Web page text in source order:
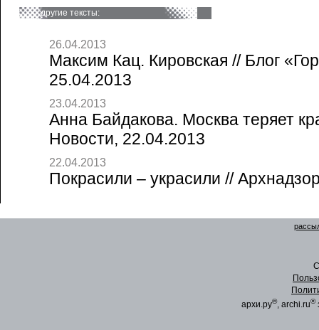
другие тексты:
26.04.2013
Максим Кац. Кировская // Блог
25.04.2013
23.04.2013
Анна Байдакова. Москва теряет
Новости, 22.04.2013
22.04.2013
Покрасили – украсили //
архи.ру®, archi.ru®